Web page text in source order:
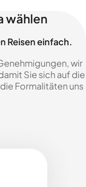
wählen
Reisen einfach.
wir
Sie sich auf die
Formalitäten uns